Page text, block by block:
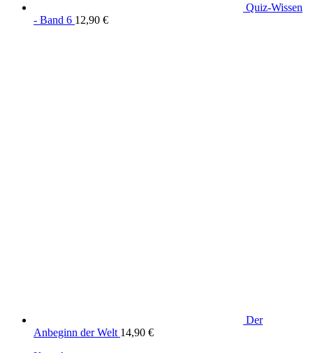
Quiz-Wissen
- Band 6 12,90 €
Der
Anbeginn der Welt 14,90 €